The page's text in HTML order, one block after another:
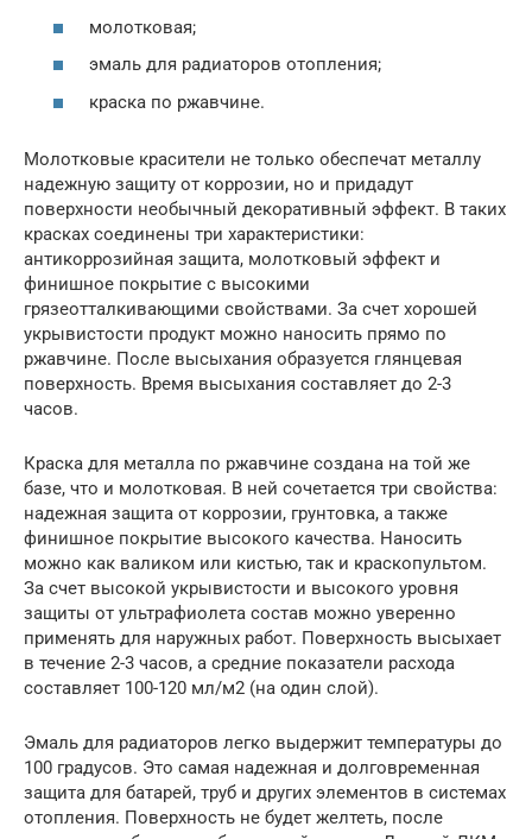
молотковая;
эмаль для радиаторов отопления;
краска по ржавчине.
Молотковые красители не только обеспечат металлу
надежную защиту от коррозии, но и придадут
поверхности необычный декоративный эффект. В таких
красках соединены три характеристики:
антикоррозийная защита, молотковый эффект и
финишное покрытие с высокими
грязеотталкивающими свойствами. За счет хорошей
укрывистости продукт можно наносить прямо по
ржавчине. После высыхания образуется глянцевая
поверхность. Время высыхания составляет до 2-3
часов.
Краска для металла по ржавчине создана на той же
базе, что и молотковая. В ней сочетается три свойства:
надежная защита от коррозии, грунтовка, а также
финишное покрытие высокого качества. Наносить
можно как валиком или кистью, так и краскопультом.
За счет высокой укрывистости и высокого уровня
защиты от ультрафиолета состав можно уверенно
применять для наружных работ. Поверхность высыхает
в течение 2-3 часов, а средние показатели расхода
составляет 100-120 мл/м2 (на один слой).
Эмаль для радиаторов легко выдержит температуры до
100 градусов. Это самая надежная и долговременная
защита для батарей, труб и других элементов в системах
отопления. Поверхность не будет желтеть, после